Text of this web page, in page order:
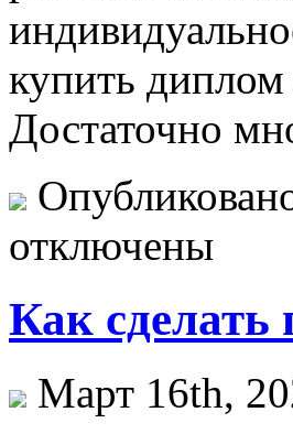
купить
Достаточно
отключены
Как сделать
Март 16th,